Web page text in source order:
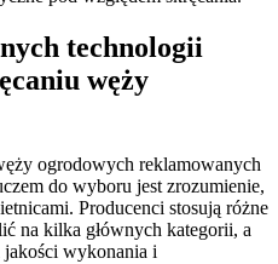
technologii
węży
ogrodowych reklamowanych
do wyboru jest zrozumienie,
Producenci stosują różne
na kilka głównych kategorii, a
jakości wykonania i